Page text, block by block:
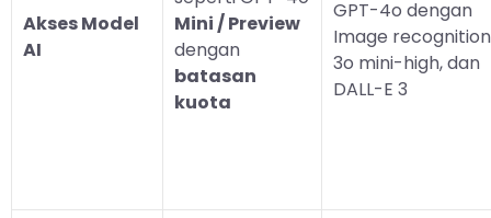
Akses Model
AI
Mini / Preview
dengan
batasan
kuota
GPT-4o dengan
Image
3o mini-high, dan
DALL-E 3